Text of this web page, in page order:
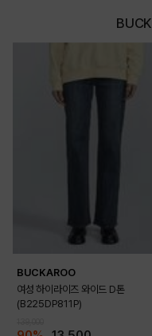
BUCKAROO
여성 하이라이즈 와이드 D톤
(B225DP811P)